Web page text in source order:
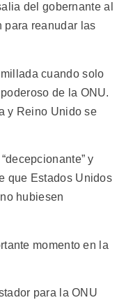
del gobernante al
para reanudar las
cuando solo
de la ONU.
y Reino Unido se
y
que Estados Unidos
hubiesen
momento en la
para la ONU